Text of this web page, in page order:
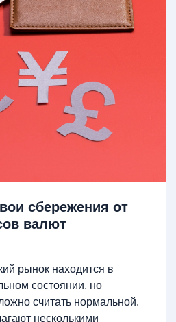
сбережения от
валют
рынок находится в
состоянии, но
считать нормальной.
несколькими